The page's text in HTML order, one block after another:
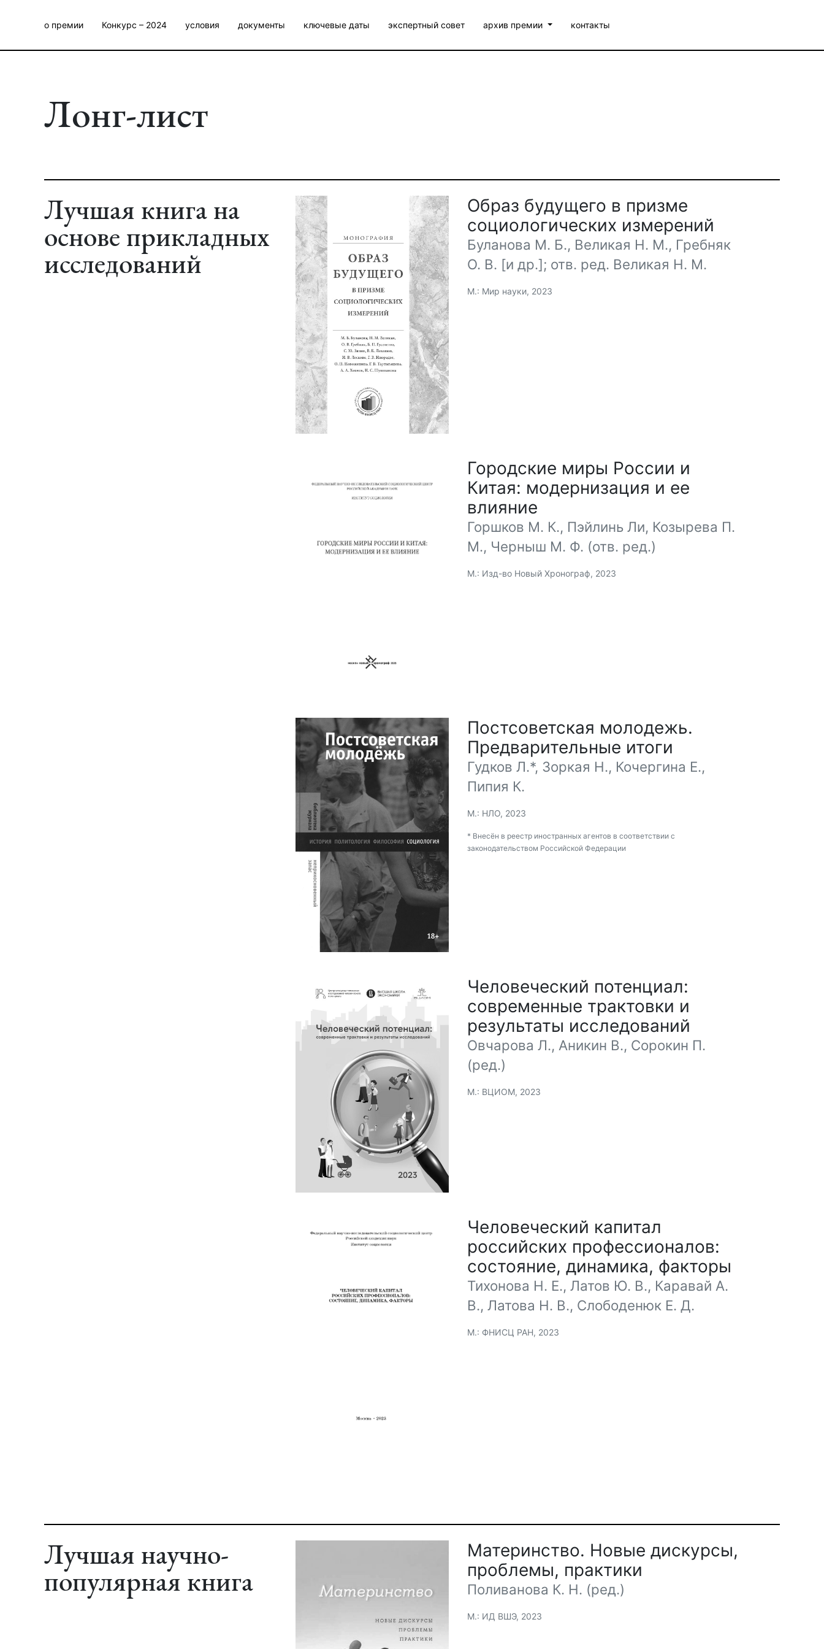
о премии Конкурс – 2024 условия документы ключевые даты экспертный совет архив премии контакты
Лонг-лист
Лучшая книга на
основе прикладных
исследований
Образ будущего в призме
социологических измерений
Буланова М. Б., Великая Н. М., Гребняк
О. В. [и др.]; отв. ред. Великая Н. М.
М.: Мир науки, 2023
Городские миры России и
Китая: модернизация и ее
влияние
Горшков М. К., Пэйлинь Ли, Козырева П.
М., Черныш М. Ф. (отв. ред.)
М.: Изд-во Новый Хронограф, 2023
Постсоветская молодежь.
Предварительные итоги
Гудков Л.*, Зоркая Н., Кочергина Е.,
Пипия К.
М.: НЛО, 2023
* Внесён в реестр иностранных агентов в соответствии с
законодательством Российской Федерации
Человеческий потенциал:
современные трактовки и
результаты исследований
Овчарова Л., Аникин В., Сорокин П.
(ред.)
М.: ВЦИОМ, 2023
Человеческий капитал
российских профессионалов:
состояние, динамика, факторы
Тихонова Н. Е., Латов Ю. В., Каравай А.
В., Латова Н. В., Слободенюк Е. Д.
М.: ФНИСЦ РАН, 2023
Лучшая научно-
популярная книга
Материнство. Новые дискурсы,
проблемы, практики
Поливанова К. Н. (ред.)
М.: ИД ВШЭ, 2023